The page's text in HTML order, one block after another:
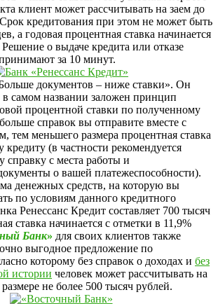
клиент может рассчитывать на заем до
кредитования при этом не может быть
а годовая процентная ставка начинается
о выдаче кредита или отказе
за 10 минут.
документов – ниже ставки». Он
в самом названии заложен принцип
процентной ставки по полученному
справок вы отправите вместе с
тем меньшего размера процентная ставка
(в частности рекомендуется
справку с места работы и
о вашей платежеспособности).
денежных средств, на которую вы
по условиям данного кредитного
Ренессанс Кредит составляет 700 тысяч
ставка начинается с отметки в 11,9%
Банк» для своих клиентов также
выгодное предложение по
которому без справок о доходах и без
истории человек может рассчитывать на
размере не более 500 тысяч рублей.